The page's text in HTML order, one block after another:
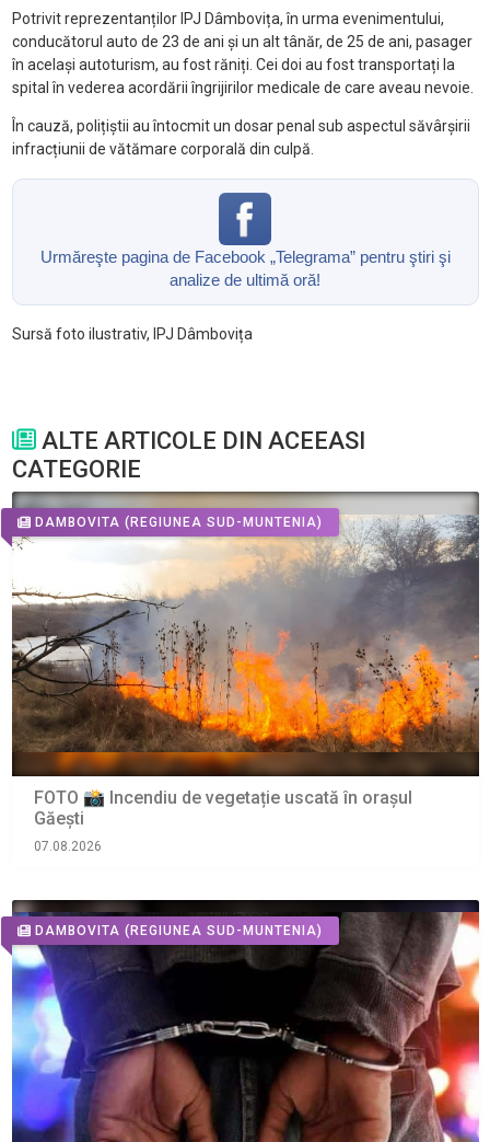
Potrivit reprezentanților IPJ Dâmbovița, în urma evenimentului,
conducătorul auto de 23 de ani și un alt tânăr, de 25 de ani, pasager
în același autoturism, au fost răniți. Cei doi au fost transportați la
spital în vederea acordării îngrijirilor medicale de care aveau nevoie.
În cauză, polițiștii au întocmit un dosar penal sub aspectul săvârșirii
infracțiunii de vătămare corporală din culpă.
Urmăreşte pagina de Facebook „Telegrama” pentru ştiri şi
analize de ultimă oră!
Sursă foto ilustrativ, IPJ Dâmbovița
ALTE ARTICOLE DIN ACEEASI
CATEGORIE
DAMBOVITA (REGIUNEA SUD-MUNTENIA)
FOTO 📸 Incendiu de vegetație uscată în orașul
Găești
07.08.2026
DAMBOVITA (REGIUNEA SUD-MUNTENIA)